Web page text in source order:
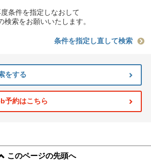
条件を指定しなおして
検索をお願いいたします。
条件を指定し直して検索
をする
予約はこちら
このページの先頭へ